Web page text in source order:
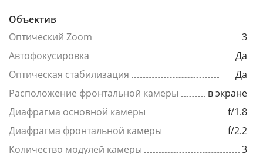
Объектив
Оптический Zoom
3
Автофокусировка
Да
Оптическая стабилизация
Да
Расположение фронтальной камеры
в экране
Диафрагма основной камеры
f/1.8
Диафрагма фронтальной камеры
f/2.2
Количество модулей камеры
3